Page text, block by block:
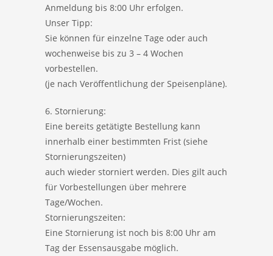
Anmeldung bis 8:00 Uhr erfolgen.
Unser Tipp:
Sie können für einzelne Tage oder auch
wochenweise bis zu 3 – 4 Wochen
vorbestellen.
(je nach Veröffentlichung der Speisenpläne).
6. Stornierung:
Eine bereits getätigte Bestellung kann
innerhalb einer bestimmten Frist (siehe
Stornierungszeiten)
auch wieder storniert werden. Dies gilt auch
für Vorbestellungen über mehrere
Tage/Wochen.
Stornierungszeiten:
Eine Stornierung ist noch bis 8:00 Uhr am
Tag der Essensausgabe möglich.